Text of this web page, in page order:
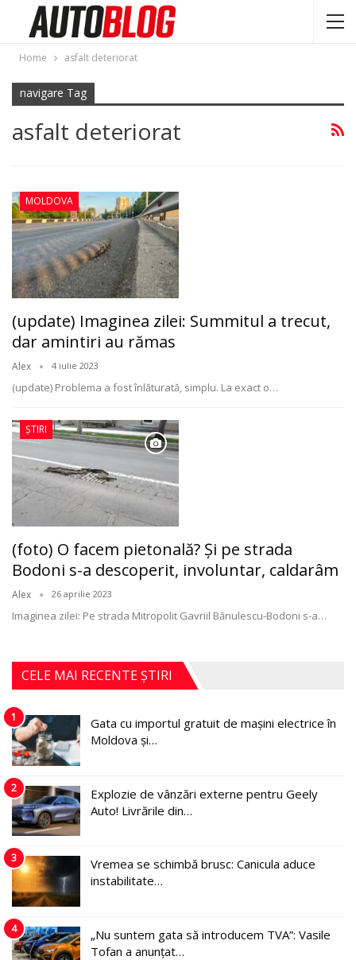
Home asfalt deteriorat
navigare Tag
asfalt deteriorat
MOLDOVA
(update) Imaginea zilei: Summitul a trecut,
dar amintiri au rămas
Alex 4 iulie 2023
(update) Problema a fost înlăturată, simplu. La exact o…
ȘTIRI
(foto) O facem pietonală? Şi pe strada
Bodoni s-a descoperit, involuntar, caldarâm
Alex 26 aprilie 2023
Imaginea zilei: Pe strada Mitropolit Gavriil Bănulescu-Bodoni s-a…
CELE MAI RECENTE ȘTIRI
1
Gata cu importul gratuit de mașini electrice în
Moldova și…
2
Explozie de vânzări externe pentru Geely
Auto! Livrările din…
3
Vremea se schimbă brusc: Canicula aduce
instabilitate…
4
„Nu suntem gata să introducem TVA”: Vasile
Tofan a anunțat…